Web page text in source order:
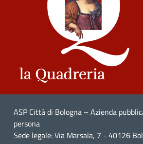
ASP Città di Bologna – Azienda
persona
Sede legale: Via Marsala, 7 - 40126